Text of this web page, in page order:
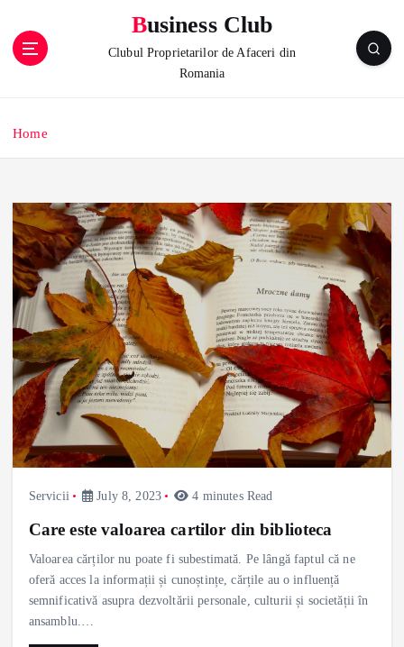
Business Club
Clubul Proprietarilor de Afaceri din
Romania
Home
Servicii July 8, 2023 4 minutes Read
Care este valoarea cartilor din biblioteca
Valoarea cărților nu poate fi subestimată. Pe lângă faptul că ne
oferă acces la informații și cunoștințe, cărțile au o influență
semnificativă asupra dezvoltării personale, culturii și societății în
ansamblu.…